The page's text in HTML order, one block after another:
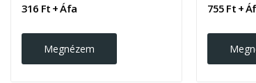
316 Ft + Áfa
Megnézem
755 Ft +